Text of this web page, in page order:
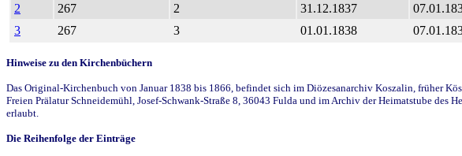
2
267 2 31.12.1837
3
267 3 01.01.1838
Hinweise zu den Kirchenbüchern
Das Original-Kirchenbuch von Januar 1838 bis 1866, befindet sich im Diözesanarchiv Koszalin, früher
Freien Prälatur Schneidemühl, Josef-Schwank-Straße 8, 36043 Fulda und im Archiv der Heimatstube des
erlaubt.
Die Reihenfolge der Einträge